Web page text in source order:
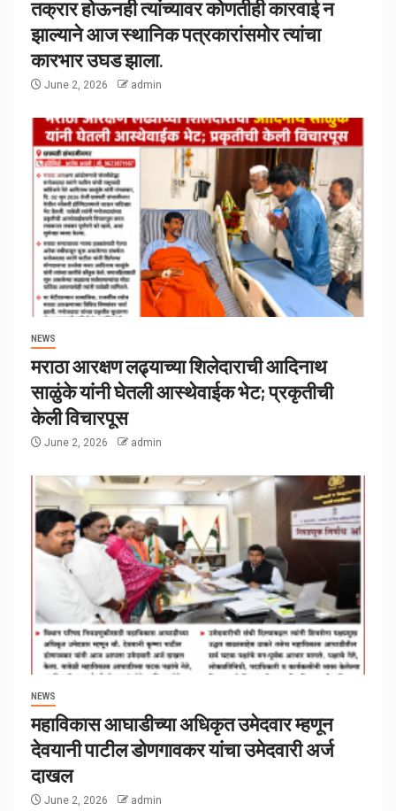
तक्रार होऊनही त्यांच्यावर कोणतीही कारवाई न
झाल्याने आज स्थानिक पत्रकारांसमोर त्यांचा
कारभार उघड झाला.
June 2, 2026 admin
NEWS
मराठा आरक्षण लढ्याच्या शिलेदाराची आदिनाथ
साळुंके यांनी घेतली आस्थेवाईक भेट; प्रकृतीची
केली विचारपूस
June 2, 2026 admin
NEWS
महाविकास आघाडीच्या अधिकृत उमेदवार म्हणून
देवयानी पाटील डोणगावकर यांचा उमेदवारी अर्ज
दाखल
June 2, 2026 admin